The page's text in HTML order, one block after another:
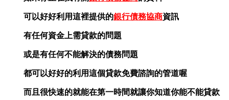
可以好好利用這裡提供的銀行債務協商資訊
有任何資金上需貸款的問題
或是有任何不能解決的債務問題
都可以好好的利用這個貸款免費諮詢的管道喔
而且很快速的就能在第一時間就讓你知道你能不能貸款